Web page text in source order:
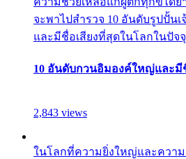
จะพาไปสำรวจ 10 อันดับรูปปั้น
และมีชื่อเสียงที่สุดในโลกในปัจ
10 อันดับกวนอิมองค์ใหญ่และมี
2,843 views
ในโลกที่ความยิ่งใหญ่และควา